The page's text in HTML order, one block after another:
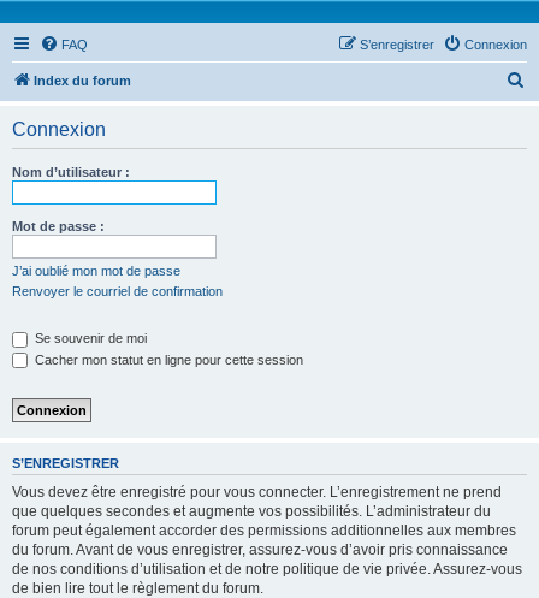
FAQ Connexion
S’enregistrer
Index du forum
Connexion
Nom d’utilisateur :
Mot de passe :
J’ai oublié mon mot de passe
Renvoyer le courriel de confirmation
Se souvenir de moi
Cacher mon statut en ligne pour cette session
S’ENREGISTRER
Vous devez être enregistré pour vous connecter. L’enregistrement ne prend
que quelques secondes et augmente vos possibilités. L’administrateur du
forum peut également accorder des permissions additionnelles aux membres
du forum. Avant de vous enregistrer, assurez-vous d’avoir pris connaissance
de nos conditions d’utilisation et de notre politique de vie privée. Assurez-vous
de bien lire tout le règlement du forum.